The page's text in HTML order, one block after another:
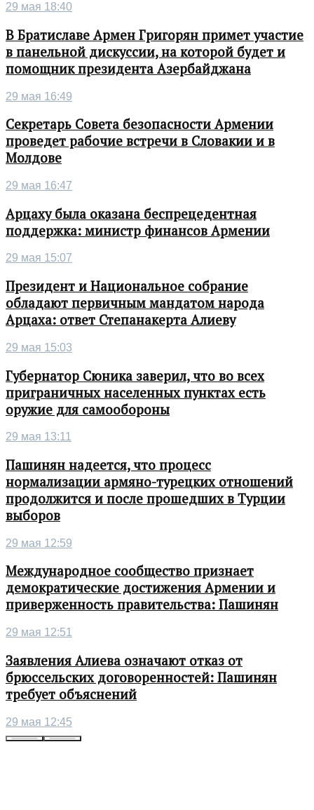
29 мая 18:40
В Братиславе Армен Григорян примет участие
в панельной дискуссии, на которой будет и
помощник президента Азербайджана
29 мая 16:49
Секретарь Совета безопасности Армении
проведет рабочие встречи в Словакии и в
Молдове
29 мая 16:47
Арцаху была оказана беспрецедентная
поддержка: министр финансов Армении
29 мая 15:07
Президент и Национальное собрание
обладают первичным мандатом народа
Арцаха: ответ Степанакерта Алиеву
29 мая 15:03
Губернатор Сюника заверил, что во всех
приграничных населенных пунктах есть
оружие для самообороны
29 мая 13:11
Пашинян надеется, что процесс
нормализации армяно-турецких отношений
продолжится и после прошедших в Турции
выборов
29 мая 12:59
Международное сообщество признает
демократические достижения Армении и
приверженность правительства: Пашинян
29 мая 12:51
Заявления Алиева означают отказ от
брюссельских договоренностей: Пашинян
требует объяснений
29 мая 12:45